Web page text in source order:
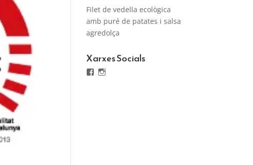
Filet de vedella ecològica
amb puré de patates i salsa
agredolça
Xarxes Socials
Facebook